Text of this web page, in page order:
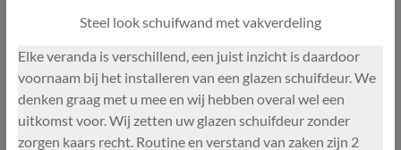
Steel look schuifwand met vakverdeling
Elke veranda is verschillend, een juist inzicht is daardoor
voornaam bij het installeren van een glazen schuifdeur. We
denken graag met u mee en wij hebben overal wel een
uitkomst voor. Wij zetten uw glazen schuifdeur zonder
zorgen kaars recht. Routine en verstand van zaken zijn 2